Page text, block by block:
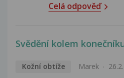
Celá odpověď
Svědění kolem
Kožní obtíže Marek